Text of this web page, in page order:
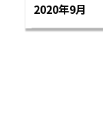
2020年9月